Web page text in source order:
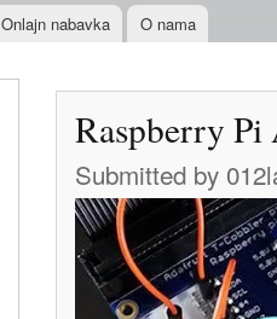
Onlajn nabavka O nama
Raspberry
Submitted by